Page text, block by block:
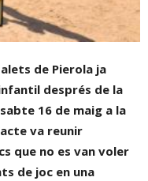
de Pierola ja
després de la
16 de maig a la
va reunir
que no es van voler
de joc en una